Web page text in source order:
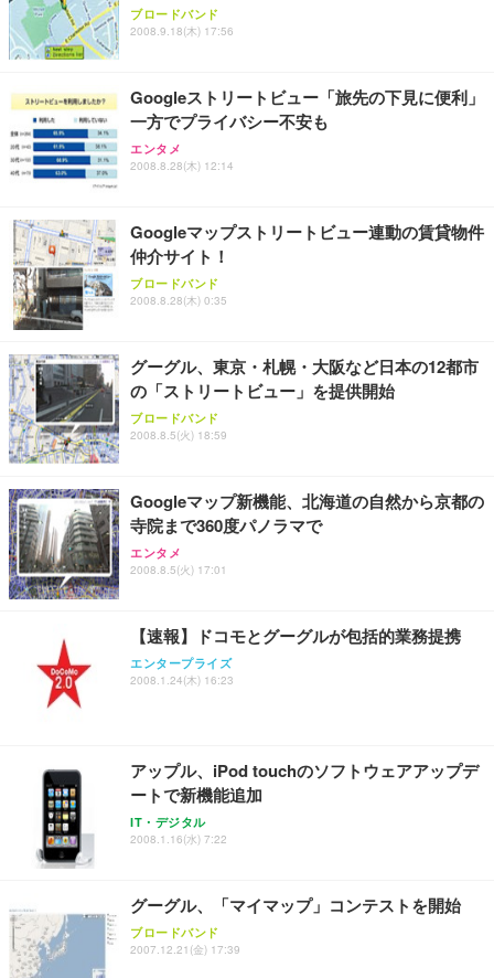
ブロードバンド
2008.9.18(木) 17:56
Googleストリートビュー「旅先の下見に便利」
一方でプライバシー不安も
エンタメ
2008.8.28(木) 12:14
Googleマップストリートビュー連動の賃貸物件
仲介サイト！
ブロードバンド
2008.8.28(木) 0:35
グーグル、東京・札幌・大阪など日本の12都市
の「ストリートビュー」を提供開始
ブロードバンド
2008.8.5(火) 18:59
Googleマップ新機能、北海道の自然から京都の
寺院まで360度パノラマで
エンタメ
2008.8.5(火) 17:01
【速報】ドコモとグーグルが包括的業務提携
エンタープライズ
2008.1.24(木) 16:23
アップル、iPod touchのソフトウェアアップデ
ートで新機能追加
IT・デジタル
2008.1.16(水) 7:22
グーグル、「マイマップ」コンテストを開始
ブロードバンド
2007.12.21(金) 17:39